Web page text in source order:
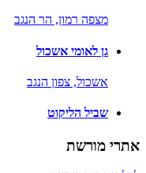
מצפה רמון, הר הנגב
גן לאומי אשכול
אשכול, צפון הנגב
שביל הליקוט
אתרי מורשת